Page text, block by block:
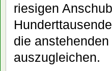
riesigen
die
auszugleichen.